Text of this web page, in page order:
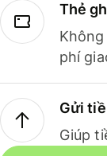
Thẻ
phí
Gửi
Giúp